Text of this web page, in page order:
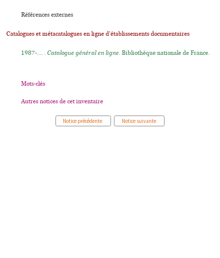
Références externes
Catalogues et métacatalogues en ligne d'établissements documentaires
1987-.... .Catalogue général en ligne. Bibliothèque nationale de France.
Mots-clés
Autres notices de cet inventaire
Notice précédente Notice suivante